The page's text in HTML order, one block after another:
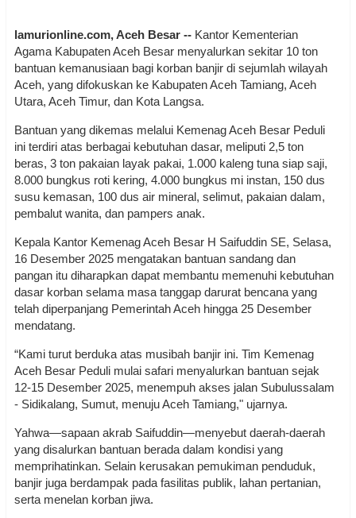
lamurionline.com, Aceh Besar -- Kantor Kementerian
Agama Kabupaten Aceh Besar menyalurkan sekitar 10 ton
bantuan kemanusiaan bagi korban banjir di sejumlah wilayah
Aceh, yang difokuskan ke Kabupaten Aceh Tamiang, Aceh
Utara, Aceh Timur, dan Kota Langsa.
Bantuan yang dikemas melalui Kemenag Aceh Besar Peduli
ini terdiri atas berbagai kebutuhan dasar, meliputi 2,5 ton
beras, 3 ton pakaian layak pakai, 1.000 kaleng tuna siap saji,
8.000 bungkus roti kering, 4.000 bungkus mi instan, 150 dus
susu kemasan, 100 dus air mineral, selimut, pakaian dalam,
pembalut wanita, dan pampers anak.
Kepala Kantor Kemenag Aceh Besar H Saifuddin SE, Selasa,
16 Desember 2025 mengatakan bantuan sandang dan
pangan itu diharapkan dapat membantu memenuhi kebutuhan
dasar korban selama masa tanggap darurat bencana yang
telah diperpanjang Pemerintah Aceh hingga 25 Desember
mendatang.
“Kami turut berduka atas musibah banjir ini. Tim Kemenag
Aceh Besar Peduli mulai safari menyalurkan bantuan sejak
12-15 Desember 2025, menempuh akses jalan Subulussalam
- Sidikalang, Sumut, menuju Aceh Tamiang," ujarnya.
Yahwa—sapaan akrab Saifuddin—menyebut daerah-daerah
yang disalurkan bantuan berada dalam kondisi yang
memprihatinkan. Selain kerusakan pemukiman penduduk,
banjir juga berdampak pada fasilitas publik, lahan pertanian,
serta menelan korban jiwa.